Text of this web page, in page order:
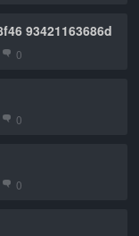
93421163686d
0
0
0